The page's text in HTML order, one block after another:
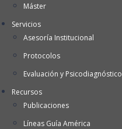
Máster
Servicios
Asesoría Institucional
Protocolos
Evaluación y Psicodiagnóstico
Recursos
Publicaciones
Líneas Guía América